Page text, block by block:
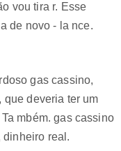
vou tira r. Esse
de novo - la nce.
gas cassino,
que deveria ter um
mbém. gas cassino
dinheiro real.